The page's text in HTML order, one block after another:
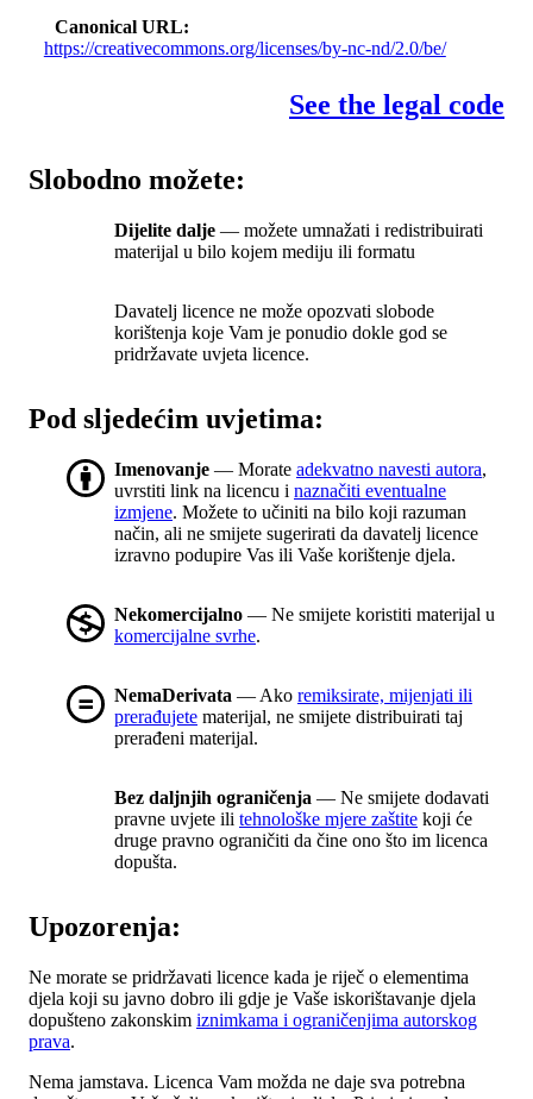
Canonical URL
https://creativecommons.org/licenses/by-nc-nd/2.0/be/
See the legal code
Slobodno možete:
Dijelite dalje — možete umnažati i redistribuirati
materijal u bilo kojem mediju ili formatu
Davatelj licence ne može opozvati slobode
korištenja koje Vam je ponudio dokle god se
pridržavate uvjeta licence.
Pod sljedećim uvjetima:
Imenovanje — Morate adekvatno navesti autora,
uvrstiti link na licencu i naznačiti eventualne
izmjene. Možete to učiniti na bilo koji razuman
način, ali ne smijete sugerirati da davatelj licence
izravno podupire Vas ili Vaše korištenje djela.
Nekomercijalno — Ne smijete koristiti materijal u
komercijalne svrhe.
NemaDerivata — Ako remiksirate, mijenjati ili
prerađujete materijal, ne smijete distribuirati taj
prerađeni materijal.
Bez daljnjih ograničenja — Ne smijete dodavati
pravne uvjete ili tehnološke mjere zaštite koji će
druge pravno ograničiti da čine ono što im licenca
dopušta.
Upozorenja:
Ne morate se pridržavati licence kada je riječ o elementima
djela koji su javno dobro ili gdje je Vaše iskorištavanje djela
dopušteno zakonskim iznimkama i ograničenjima autorskog
prava.
Nema jamstava. Licenca Vam možda ne daje sva potrebna